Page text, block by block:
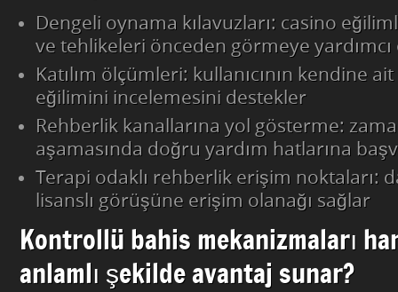
Dengeli oynama kılavuzları: casino
ve tehlikeleri önceden görmeye
Katılım ölçümleri: kullanıcının kendine
eğilimini incelemesini destekler
Rehberlik kanallarına yol gösterme:
aşamasında doğru yardım hatlarına
Terapi odaklı rehberlik erişim noktaları:
lisanslı görüşüne erişim olanağı sağlar
Kontrollü bahis mekanizmaları
anlamlı şekilde avantaj sunar?